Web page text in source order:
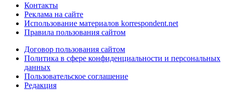
Контакты
Реклама на сайте
Использование материалов korrespondent.net
Правила пользования сайтом
Договор пользования сайтом
Политика в сфере конфиденциальности и персональных
данных
Пользовательское соглашение
Редакция